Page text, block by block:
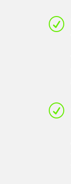
R
R